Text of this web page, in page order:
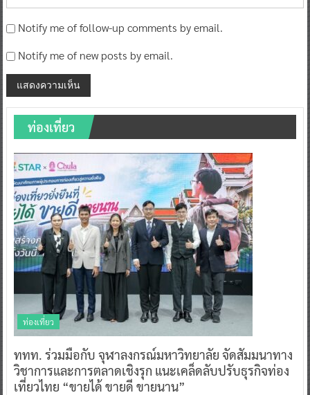
Notify me of follow-up comments by email.
Notify me of new posts by email.
ท่องเที่ยว
ท่องเที่ยว
ททท. ร่วมมือกับ จุฬาลงกรณ์มหาวิทยาลัย จัดสัมมนาทาง
วิชาการและการตลาดเชิงรุก แนะเคล็ดลับปรับธุรกิจท่อง
เที่ยวไทย “ขายได้ ขายดี ขายนาน”